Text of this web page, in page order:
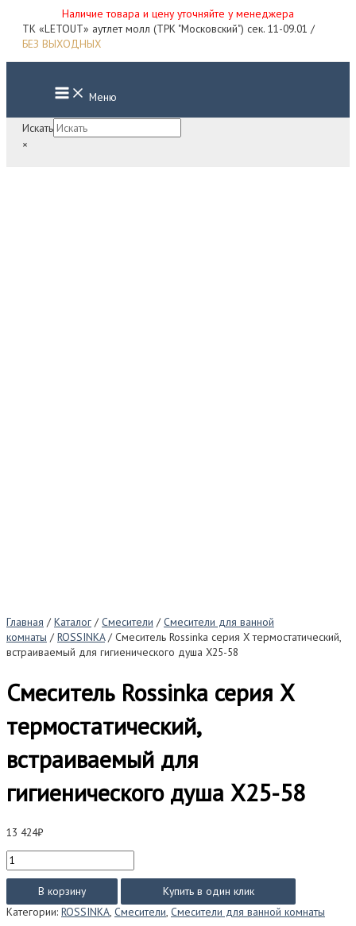
Наличие товара и цену уточняйте у менеджера
Перейти
ТК «LETOUT» аутлет молл (ТРК "Московский") сек. 11-09.01 /
БЕЗ ВЫХОДНЫХ
Main
Menu Меню
Искать
×
Главная / Каталог / Смесители / Смесители для ванной
комнаты / ROSSINKA/ Смеситель Rossinka серия X термостатический,
встраиваемый для гигиенического душа X25-58
Смеситель Rossinka серия X
термостатический,
встраиваемый для
гигиенического душа X25-58
13 424₽
Количество
товара
Смеситель
Rossinka
серия
В корзину
Купить в один клик
Категории: ROSSINKA, Смесители, Смесители для ванной комнаты